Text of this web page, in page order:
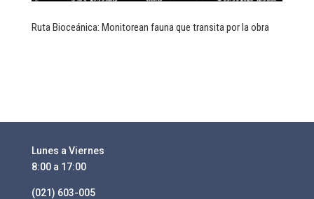
Ruta Bioceánica: Monitorean fauna que transita por la obra
Lunes a Viernes
8:00 a 17:00
(021) 603-005